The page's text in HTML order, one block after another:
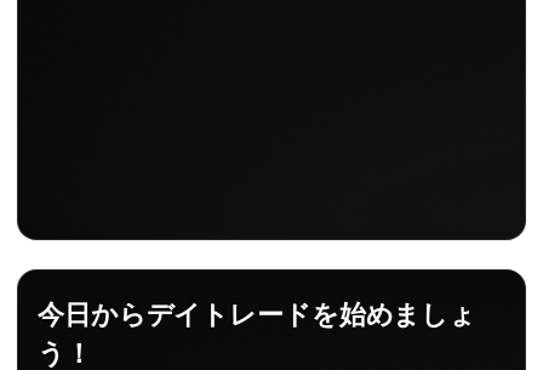
今日からデイトレードを始めましょ
う！